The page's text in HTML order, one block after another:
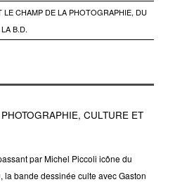
CHAMP DE LA PHOTOGRAPHIE, DU
B.D.
CULTURE ET
par Michel Piccoli icône du
bande dessinée culte avec Gaston